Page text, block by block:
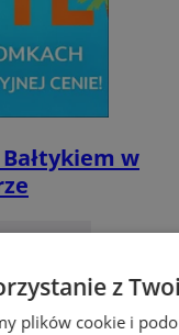
w
z
plików cookie i